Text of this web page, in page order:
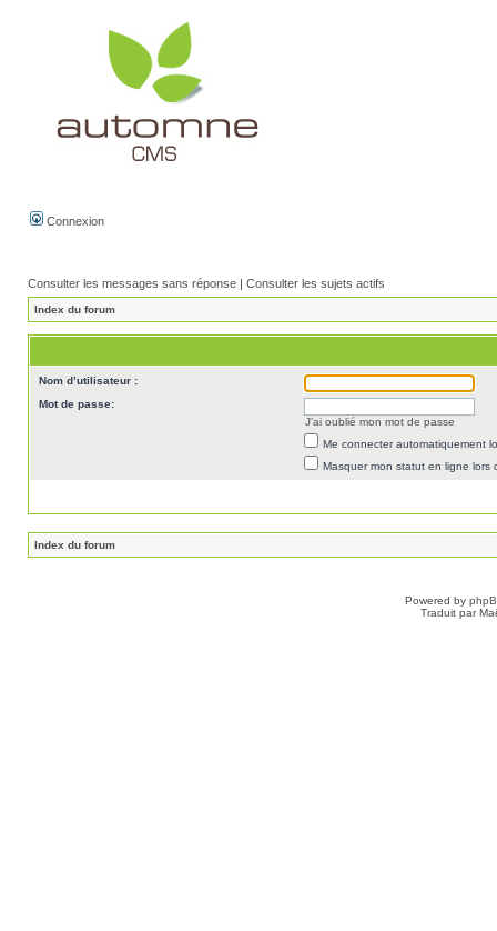
Connexion
Consulter les messages sans réponse | Consulter les sujets actifs
Index du forum
Nom d’utilisateur :
Mot de passe:
J’ai oublié mon mot de passe
Me connecter automatiquement
Masquer mon statut en ligne lors
Index du forum
Powered by
Traduit par